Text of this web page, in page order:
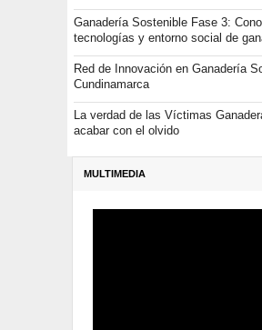
Ganadería Sostenible Fase 3:
tecnologías y entorno social de
Red de Innovación en Ganadería
Cundinamarca
La verdad de las Víctimas
acabar con el olvido
MULTIMEDIA